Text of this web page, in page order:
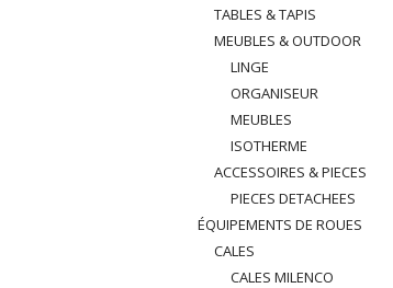
TABLES & TAPIS
MEUBLES & OUTDOOR
LINGE
ORGANISEUR
MEUBLES
ISOTHERME
ACCESSOIRES & PIECES
PIECES DETACHEES
ÉQUIPEMENTS DE ROUES
CALES
CALES MILENCO